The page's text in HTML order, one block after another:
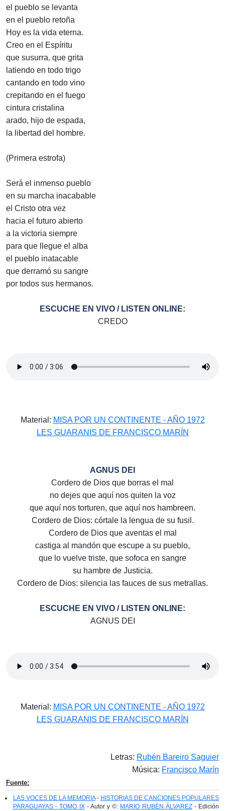
el pueblo se levanta
en el pueblo retoña
Hoy es la vida eterna.
Creo en el Espíritu
que susurra, que grita
latiendo en todo trigo
cantando en todo vino
crepitando en el fuego
cintura cristalina
arado, hijo de espada,
la libertad del hombre.
(Primera estrofa)
Será el inmenso pueblo
en su marcha inacabable
el Cristo otra vez
hacia el futuro abierto
a la victoria siempre
para que llegue el alba
el pueblo inatacable
que derramó su sangre
por todos sus hermanos.
ESCUCHE EN VIVO / LISTEN ONLINE:
CREDO
Material: MISA POR UN CONTINENTE - AÑO 1972
LES GUARANIS DE FRANCISCO MARÍN
AGNUS DEI
Cordero de Dios que borras el mal
no dejes que aquí nos quiten la voz
que aquí nos torturen, que aquí nos hambreen.
Cordero de Dios: córtale la lengua de su fusil.
Cordero de Dios que aventas el mal
castiga al mandón que escupe a su pueblo,
que lo vuelve triste, que sofoca en sangre
su hambre de Justicia.
Cordero de Dios: silencia las fauces de sus metrallas.
ESCUCHE EN VIVO / LISTEN ONLINE:
AGNUS DEI
Material: MISA POR UN CONTINENTE - AÑO 1972
LES GUARANIS DE FRANCISCO MARÍN
Letras: Rubén Bareiro Saguier
Música: Francisco Marín
Fuente:
LAS VOCES DE LA MEMORIA- HISTORIAS DE CANCIONES POPULARES
PARAGUAYAS - TOMO IX- Autor y ©: MARIO RUBÉN ÁLVAREZ- Edición